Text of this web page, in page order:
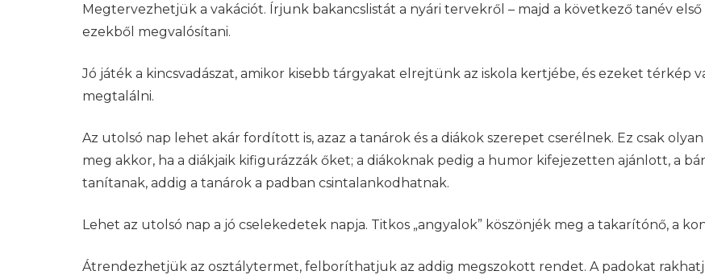
Megtervezhetjük a vakációt. Írjunk bakancslistát a nyári tervekről – majd a következő tanév
ezekből megvalósítani.
Jó játék a kincsvadászat, amikor kisebb tárgyakat elrejtünk az iskola kertjébe, és ezeket térkép
megtalálni.
Az utolsó nap lehet akár fordított is, azaz a tanárok és a diákok szerepet cserélnek. Ez csak
meg akkor, ha a diákjaik kifigurázzák őket; a diákoknak pedig a humor kifejezetten ajánlott, a
tanítanak, addig a tanárok a padban csintalankodhatnak.
Lehet az utolsó nap a jó cselekedetek napja. Titkos „angyalok” köszönjék meg a takarítónő, a
Átrendezhetjük az osztálytermet, felboríthatjuk az addig megszokott rendet. A padokat